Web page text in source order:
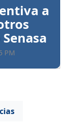
a
PM